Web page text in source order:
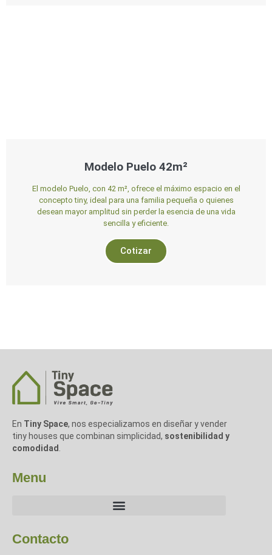
Modelo Puelo 42m²
El modelo Puelo, con 42 m², ofrece el máximo espacio en el
concepto tiny, ideal para una familia pequeña o quienes
desean mayor amplitud sin perder la esencia de una vida
sencilla y eficiente.
Cotizar
En Tiny Space, nos especializamos en diseñar y vender
tiny houses que combinan simplicidad, sostenibilidad y
comodidad .
Menu
Contacto